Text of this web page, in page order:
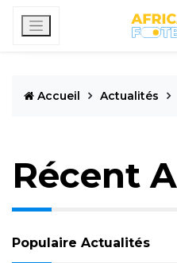
Accueil Actualités
Récent
Populaire Actualités